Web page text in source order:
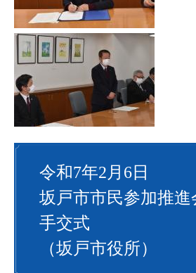
令和7年2月6日
坂戸市市民参加推進
手交式
（坂戸市役所）